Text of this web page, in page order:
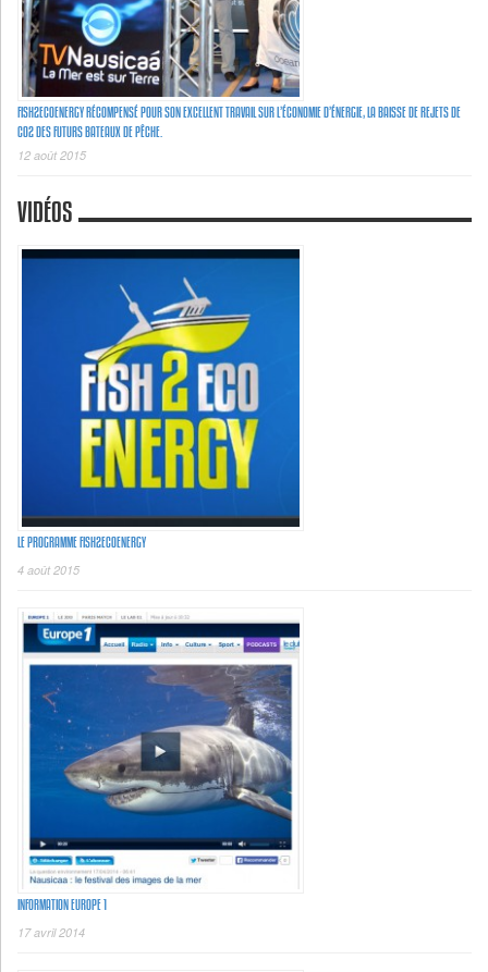
FISH2ECOENERGY RÉCOMPENSÉ POUR SON EXCELLENT TRAVAIL SUR L’ÉCONOMIE D’ÉNERGIE, LA BAISSE DE REJETS DE
C02 DES FUTURS BATEAUX DE PÊCHE.
12 août 2015
VIDÉOS
LE PROGRAMME FISH2ECOENERGY
4 août 2015
INFORMATION EUROPE 1
17 avril 2014